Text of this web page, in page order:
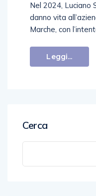
Nel 2024, Luciano
danno vita
Marche, con
Leggi...
Cerca